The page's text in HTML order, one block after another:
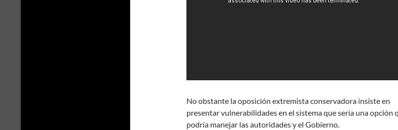
No obstante la oposición extremista conservadora insiste en
presentar vulnerabilidades en el sistema que sería una opción
podría manejar las autoridades y el Gobierno.